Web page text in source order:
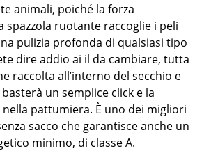
animali, poiché la forza
spazzola ruotante raccoglie i peli
pulizia profonda di qualsiasi tipo
dire addio ai il da cambiare, tutta
raccolta all’interno del secchio e
un semplice click e la
pattumiera. È uno dei migliori
sacco che garantisce anche un
minimo, di classe A.